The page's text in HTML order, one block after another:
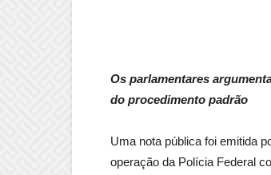
Os parlamentares
do procedimento padrão
Uma nota pública foi emitida
operação da Polícia Federal